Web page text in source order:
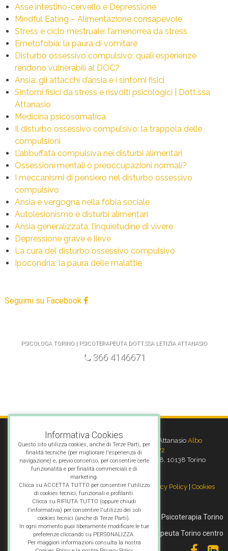
Asse intestino-cervello e Depressione
Mindful Eating – Alimentazione consapevole
Stress e ciclo mestruale: l’amenorrea da stress
Emetofobia: la paura di vomitare
Disturbo ossessivo compulsivo: quali esperienze
rendono vulnerabili al DOC?
Ansia: gli attacchi d’ansia e i sintomi fisici
Sintomi fisici da stress e risvolti psicologici | Dott.ssa
Attanasio
Medicina psicosomatica
Il disturbo ossessivo compulsivo: la trappola delle
compulsioni
L’abbuffata compulsiva nei disturbi alimentari
Ossessioni mentali o preoccupazioni normali?
I meccanismi di pensiero nel disturbo ossessivo
compulsivo
Ansia e vergogna nella fobia sociale
Autolesionismo e disturbi alimentari
Ansia generalizzata, l’inquietudine di vivere
Depressione grave e lieve
La cura del disturbo ossessivo compulsivo
Ipocondria: la paura delle malattie
Seguimi su Facebook
PSICOLOGA TORINO | PSICOTERAPEUTA DOTT.SSA LETIZIA ATTANASIO
366 4146671
Psicoterapeuta Torino - Dott.ssa Letizia Attanasio Albo
Psicoterapeuti Torino n° 5272
Sede legale: Via Giambattista Gropello, 18, 10138 Torino
Telefono:366 4146671
P.IVA 10376210018 | Informativa sullaPrivacy Policy |Cookies
Policy
Chi sono
Psicoterapia Torino
Psicoterapeuta Torino centro
Informativa Cookies
Questo sito utilizza cookies, anche di Terze Parti, per
finalità tecniche (per migliorare l'esperienza di
navigazione) e, previo consenso, per consentire certe
funzionalità e per finalità commerciali e di
marketing.
Clicca su ACCETTA TUTTO per consentire l'utilizzo
di cookies tecnici, funzionali e profilanti.
Clicca su RIFIUTA TUTTO (oppure chiudi
l'informativa) per consentire l'utilizzo dei soli
cookies tecnici (anche di Terze Parti).
In ogni momento puoi liberamente modificare le tue
preferenze cliccando su PERSONALIZZA.
Per maggiori informazioni consulta la nostra